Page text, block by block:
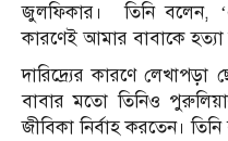
জুলফিকার। তিনি বলেন,
কারণেই আমার বাবাকে হত্যা
দারিদ্র্যের কারণে
বাবার মতো তিনিও
জীবিকা নির্বাহ করতেন।